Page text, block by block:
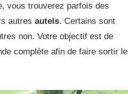
vous trouverez parfois des
autres autels. Certains sont
non. Votre objectif est de
complète afin de faire sortir le